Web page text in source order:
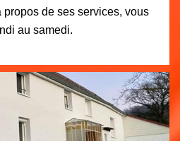
de ses services, vous
au samedi.